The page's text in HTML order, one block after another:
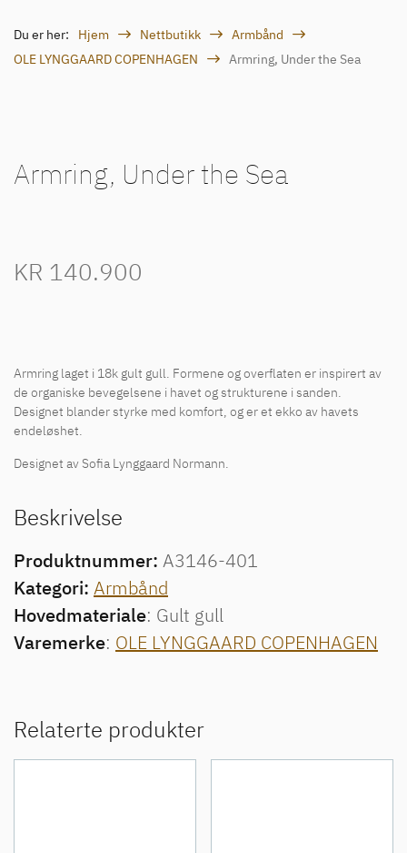
Du er her: Hjem Nettbutikk
Armbånd
OLE LYNGGAARD COPENHAGEN
Armring, Under the Sea
Armring, Under the Sea
KR 140.900
Armring laget i 18k gult gull. Formene og overflaten er inspirert av
de organiske bevegelsene i havet og strukturene i sanden.
Designet blander styrke med komfort, og er et ekko av havets
endeløshet.
Designet av Sofia Lynggaard Normann.
Beskrivelse
Produktnummer: A3146-401
Kategori: Armbånd
Hovedmateriale: Gult gull
Varemerke: OLE LYNGGAARD COPENHAGEN
Relaterte produkter